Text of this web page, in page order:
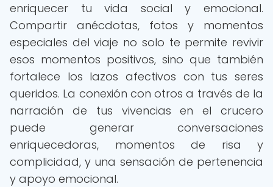
enriquecer tu vida social y emocional.
Compartir anécdotas, fotos y momentos
especiales del viaje no solo te permite revivir
esos momentos positivos, sino que también
fortalece los lazos afectivos con tus seres
queridos. La conexión con otros a través de la
narración de tus vivencias en el crucero
puede generar conversaciones
enriquecedoras, momentos de risa y
complicidad, y una sensación de pertenencia
y apoyo emocional.